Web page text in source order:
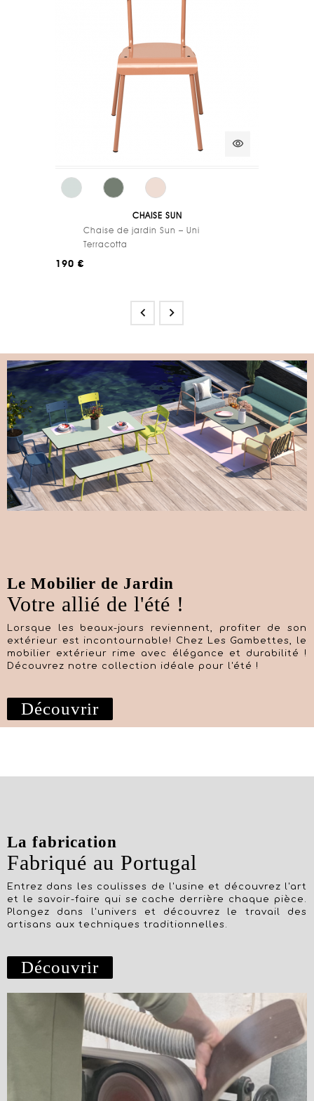
visibility
CHAISE SUN
Chaise de jardin Sun – Uni
Terracotta
190 €
 
Le Mobilier de Jardin
Votre allié de l'été !
Lorsque les beaux-jours reviennent, profiter de son
extérieur est incontournable! Chez Les Gambettes, le
mobilier extérieur rime avec élégance et durabilité !
Découvrez notre collection idéale pour l'été !
Découvrir
La fabrication
Fabriqué au Portugal
Entrez dans les coulisses de l'usine et découvrez l'art
et le savoir-faire qui se cache derrière chaque pièce.
Plongez dans l'univers et découvrez le travail des
artisans aux techniques traditionnelles.
Découvrir